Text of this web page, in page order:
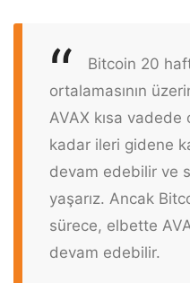
Bitcoin 20
ortalamasının
AVAX kısa
kadar ileri gidene
devam edebilir ve
yaşarız. Ancak
sürece, elbette
devam edebilir.